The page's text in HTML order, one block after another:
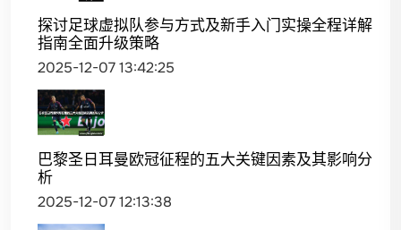
探讨足球虚拟队参与方式及新手入门实操全程详解
指南全面升级策略
2025-12-07 13:42:25
巴黎圣日耳曼欧冠征程的五大关键因素及其影响分
析
2025-12-07 12:13:38